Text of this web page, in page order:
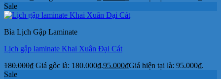
Sale
Bìa Lịch Gập Laminate
Lịch gập laminate Khai Xuân Đại Cát
180.000₫ Giá gốc là: 180.000₫.95.000₫Giá hiện tại là: 95.000₫.
Sale